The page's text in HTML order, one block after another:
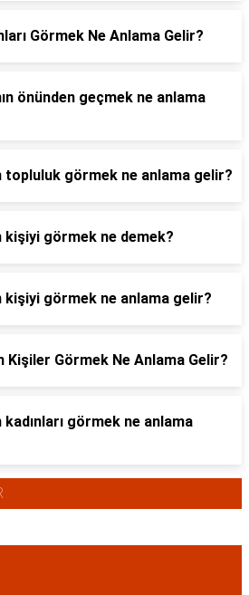
Görmek Ne Anlama Gelir?
önünden geçmek ne anlama
topluluk görmek ne anlama gelir?
kişiyi görmek ne demek?
kişiyi görmek ne anlama gelir?
Kişiler Görmek Ne Anlama Gelir?
kadınları görmek ne anlama